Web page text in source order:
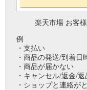
楽天市場 お客
例
・支払い
・商品の発送/到着日
・商品が届かない
・キャンセル/返金/
・ショップと連絡が